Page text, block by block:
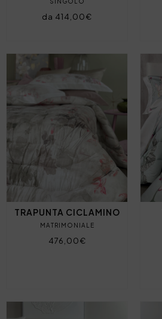
da 414,00€
TRAPUNTA CICLAMINO
MATRIMONIALE
476,00€